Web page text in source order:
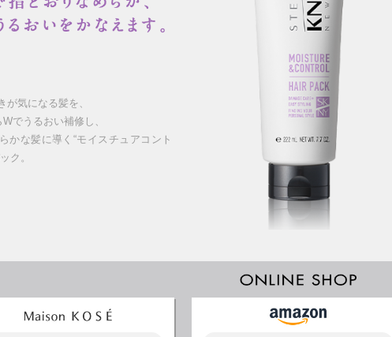
が気になる髪を、
でうるおい補修し、
かな髪に導く“モイスチュアコント
ク。